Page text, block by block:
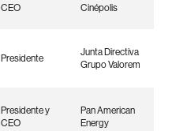
CEO Cinépolis
Presidente
Junta Directiva
Grupo Valorem
Presidente y
CEO
Pan American
Energy